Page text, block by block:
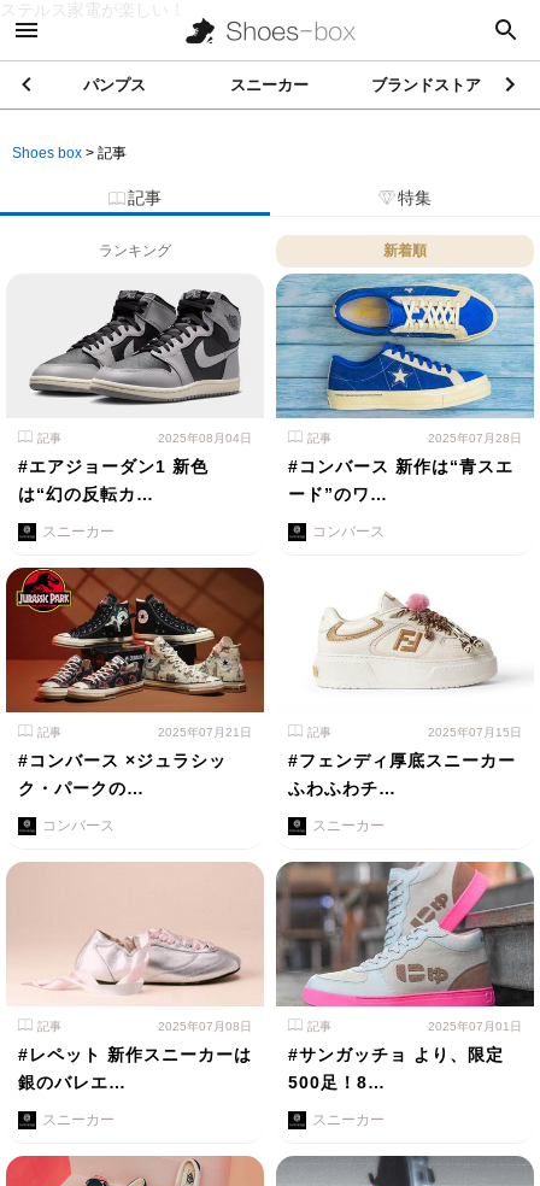
ステルス家電が楽しい！
パンプス スニーカー ブランドストア
Shoes box > 記事
記事 特集
ランキング 新着順
記事 2025年08月04日
#エアジョーダン1 新色
は“幻の反転カ…
スニーカー
記事 2025年07月28日
#コンバース 新作は“青スエ
ード”のワ…
コンバース
記事 2025年07月21日
#コンバース ×ジュラシッ
ク・パークの…
コンバース
記事 2025年07月15日
#フェンディ厚底スニーカー
ふわふわチ…
スニーカー
記事 2025年07月08日
#レペット 新作スニーカーは
銀のバレエ…
スニーカー
記事 2025年07月01日
#サンガッチョ より、限定
500足！8…
スニーカー